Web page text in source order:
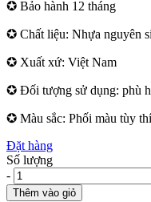
✪ Bảo hành 12 tháng
✪ Chất liệu: Nhựa nguyên
✪ Xuất xứ: Việt Nam
✪ Đối tượng sử dụng: phù
✪ Màu sắc: Phối màu tùy
Đặt hàng
Số lượng
-
Thêm vào giỏ